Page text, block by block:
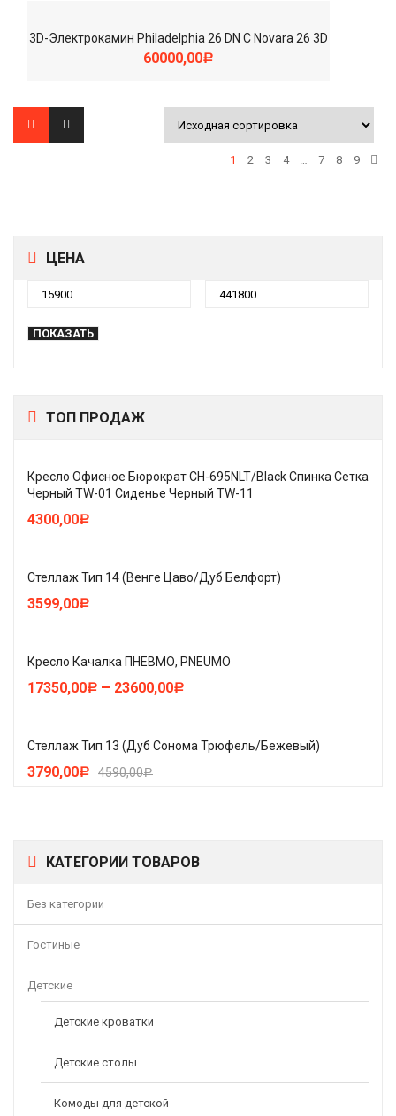
ЦЕНА
ПОКАЗАТЬ
ТОП ПРОДАЖ
Кресло Офисное Бюрократ CH-695NLT/Black Спинка Сетка
Черный TW-01 Сиденье Черный TW-11
4300,00Р
Стеллаж Тип 14 (Венге Цаво/Дуб Белфорт)
3599,00Р
Кресло Качалка ПНЕВМО, PNEUMO
17350,00Р – 23600,00Р
Стеллаж Тип 13 (Дуб Сонома Трюфель/Бежевый)
4590,00Р
3790,00Р
КАТЕГОРИИ ТОВАРОВ
Без категории
Гостиные
Детские
Детские кроватки
Детские столы
Комоды для детской
3D-Электрокамин Philadelphia 26 DN С Novara 26 3D
60000,00Р
1 2 3 4 … 7 8 9